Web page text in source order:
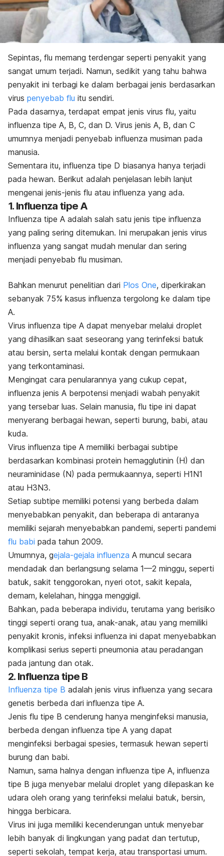
Sepintas, flu memang terdengar seperti penyakit yang
sangat umum terjadi. Namun, sedikit yang tahu bahwa
penyakit ini terbagi ke dalam berbagai jenis berdasarkan
virus penyebab flu itu sendiri.
Pada dasarnya, terdapat empat jenis virus flu, yaitu
influenza tipe A, B, C, dan D. Virus jenis A, B, dan C
umumnya menjadi penyebab influenza musiman pada
manusia.
Sementara itu, influenza tipe D biasanya hanya terjadi
pada hewan. Berikut adalah penjelasan lebih lanjut
mengenai jenis-jenis flu atau influenza yang ada.
1. Influenza tipe A
Influenza tipe A adalah salah satu jenis tipe influenza
yang paling sering ditemukan. Ini merupakan jenis virus
influenza yang sangat mudah menular dan sering
menjadi penyebab flu musiman.
Bahkan menurut penelitian dari Plos One, diperkirakan
sebanyak 75% kasus influenza tergolong ke dalam tipe
A.
Virus influenza tipe A dapat menyebar melalui droplet
yang dihasilkan saat seseorang yang terinfeksi batuk
atau bersin, serta melalui kontak dengan permukaan
yang terkontaminasi.
Mengingat cara penularannya yang cukup cepat,
influenza jenis A berpotensi menjadi wabah penyakit
yang tersebar luas. Selain manusia, flu tipe ini dapat
menyerang berbagai hewan, seperti burung, babi, atau
kuda.
Virus influenza tipe A memiliki berbagai subtipe
berdasarkan kombinasi protein hemagglutinin (H) dan
neuraminidase (N) pada permukaannya, seperti H1N1
atau H3N3.
Setiap subtipe memiliki potensi yang berbeda dalam
menyebabkan penyakit, dan beberapa di antaranya
memiliki sejarah menyebabkan pandemi, seperti pandemi
flu babi pada tahun 2009.
Umumnya, gejala-gejala influenza A muncul secara
mendadak dan berlangsung selama 1—2 minggu, seperti
batuk, sakit tenggorokan, nyeri otot, sakit kepala,
demam, kelelahan, hingga menggigil.
Bahkan, pada beberapa individu, terutama yang berisiko
tinggi seperti orang tua, anak-anak, atau yang memiliki
penyakit kronis, infeksi influenza ini dapat menyebabkan
komplikasi serius seperti pneumonia atau peradangan
pada jantung dan otak.
2. Influenza tipe B
Influenza tipe B adalah jenis virus influenza yang secara
genetis berbeda dari influenza tipe A.
Jenis flu tipe B cenderung hanya menginfeksi manusia,
berbeda dengan influenza tipe A yang dapat
menginfeksi berbagai spesies, termasuk hewan seperti
burung dan babi.
Namun, sama halnya dengan influenza tipe A, influenza
tipe B juga menyebar melalui droplet yang dilepaskan ke
udara oleh orang yang terinfeksi melalui batuk, bersin,
hingga berbicara.
Virus ini juga memiliki kecenderungan untuk menyebar
lebih banyak di lingkungan yang padat dan tertutup,
seperti sekolah, tempat kerja, atau transportasi umum.